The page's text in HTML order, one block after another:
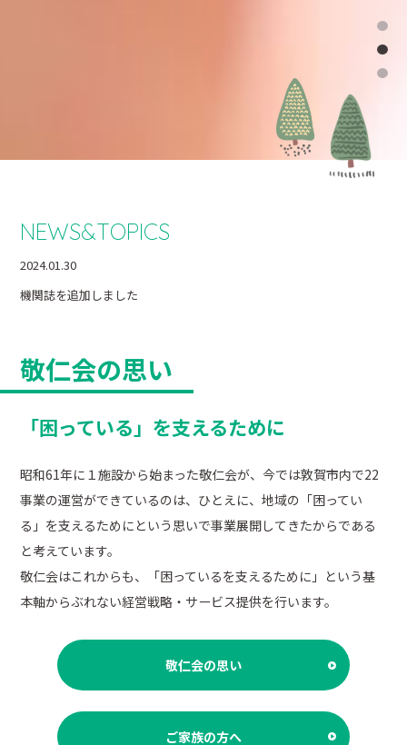
NEWS&TOPICS
2024.01.30
機関誌を追加しました
敬仁会の思い
「困っている」を支えるために
昭和61年に１施設から始まった敬仁会が、今では敦賀市内で22
事業の運営ができているのは、ひとえに、地域の「困ってい
る」を支えるためにという思いで事業展開してきたからである
と考えています。
敬仁会はこれからも、「困っているを支えるために」という基
本軸からぶれない経営戦略・サービス提供を行います。
敬仁会の思い
ご家族の方へ